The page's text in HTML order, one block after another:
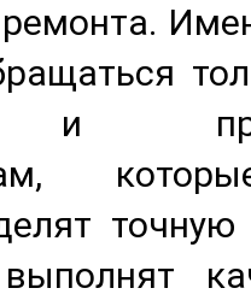
и